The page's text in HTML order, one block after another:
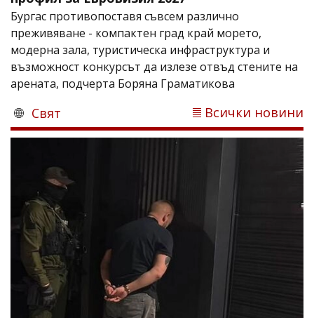
Бургас противопоставя съвсем различно
преживяване - компактен град край морето,
модерна зала, туристическа инфраструктура и
възможност конкурсът да излезе отвъд стените на
арената, подчерта Боряна Граматикова
Свят Всички новини